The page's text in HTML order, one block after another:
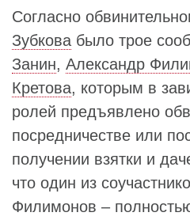
Согласно
Зубкова было трое
Занин, Александр
Кретова, которым в
ролей предъявлено
посредничестве или
получении взятки и
что один из
Филимонов –